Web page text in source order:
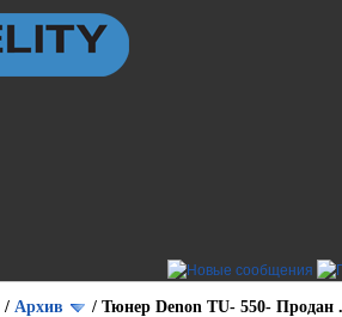
/ Архив / Тюнер Denon TU- 550- Продан .